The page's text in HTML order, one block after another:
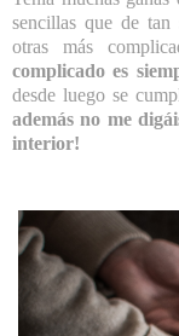
sencillas que de tan
otras más
complicado es
desde luego se
además no me
interior!